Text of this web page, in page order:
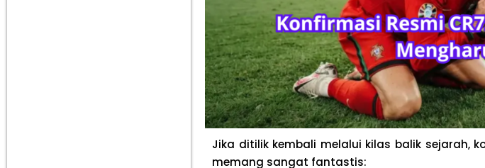
Jika ditilik kembali melalui kilas balik sejarah,
memang sangat fantastis: